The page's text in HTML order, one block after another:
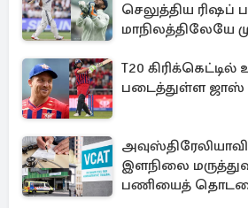
செலுத்திய ரிஷப்
மாநிலத்திலேயே
T20
படைத்துள்ள ஜாஸ்
இளநிலை
பணியைத்